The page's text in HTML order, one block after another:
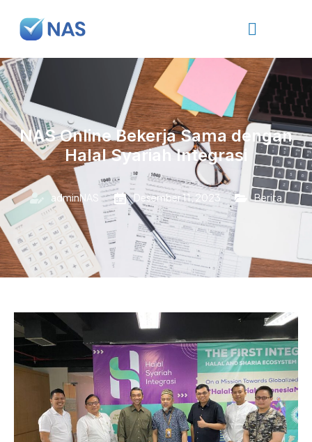
NAS Online Bekerja Sama dengan
Halal Syariah Integrasi
adminNAS Desember 11, 2023 Berita